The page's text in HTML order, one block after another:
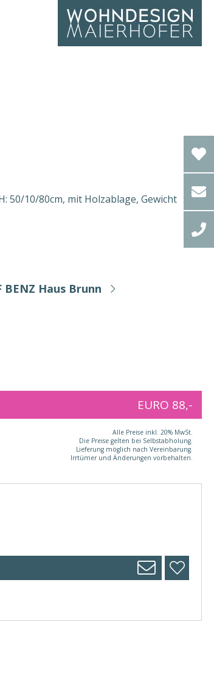
50/10/80cm, mit Holzablage, Gewicht
BENZ Haus Brunn
EURO 88,-
Alle Preise inkl. 20% MwSt.
Die Preise gelten bei Selbstabholung.
Lieferung möglich nach Vereinbarung.
Irrtümer und Änderungen vorbehalten.